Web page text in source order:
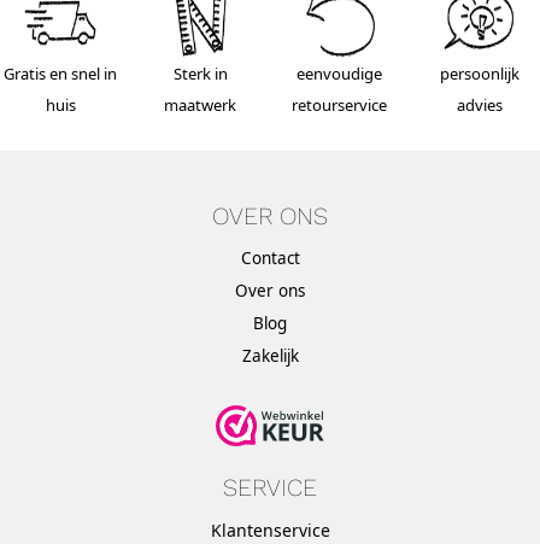
Gratis en snel in
huis
Sterk in
maatwerk
eenvoudige
retourservice
persoonlijk
advies
OVER ONS
Contact
Over ons
Blog
Zakelijk
SERVICE
Klantenservice